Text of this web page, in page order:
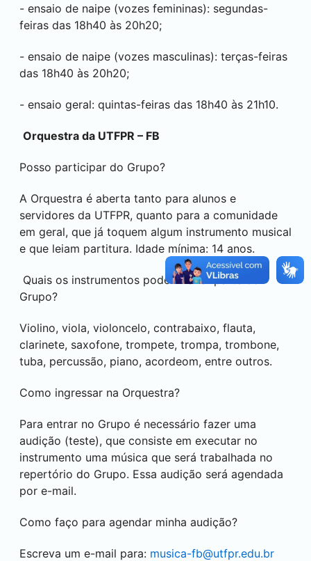
- ensaio de naipe (vozes femininas): segundas-
feiras das 18h40 às 20h20;
- ensaio de naipe (vozes masculinas): terças-feiras
das 18h40 às 20h20;
- ensaio geral: quintas-feiras das 18h40 às 21h10.
Orquestra da UTFPR – FB
Posso participar do Grupo?
A Orquestra é aberta tanto para alunos e
servidores da UTFPR, quanto para a comunidade
em geral, que já toquem algum instrumento musical
e que leiam partitura. Idade mínima: 14 anos.
Quais os instrumentos podem fazer parte do
Grupo?
Violino, viola, violoncelo, contrabaixo, flauta,
clarinete, saxofone, trompete, trompa, trombone,
tuba, percussão, piano, acordeom, entre outros.
Como ingressar na Orquestra?
Para entrar no Grupo é necessário fazer uma
audição (teste), que consiste em executar no
instrumento uma música que será trabalhada no
repertório do Grupo. Essa audição será agendada
por e-mail.
Como faço para agendar minha audição?
Escreva um e-mail para: musica-fb@utfpr.edu.br